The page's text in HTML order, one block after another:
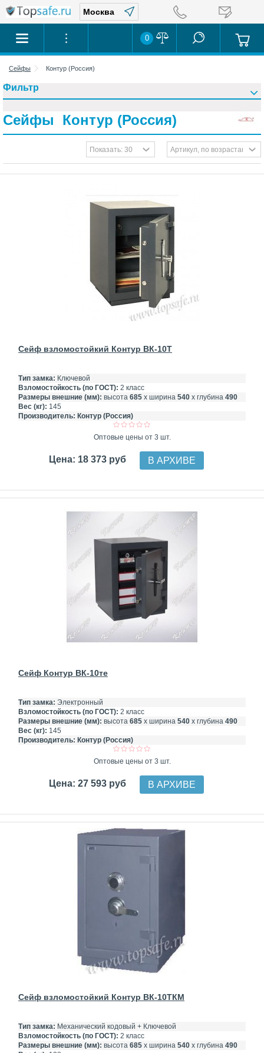
0
Сейфы Контур (Россия)
Сейфы Контур (Россия)
Сейф взломостойкий Контур ВК-10Т
Тип замка: Ключевой
Взломостойкость (по ГОСТ): 2 класс
Размеры внешние (мм): высота 685 х ширина 540 х глубина 490
Вес (кг): 145
Производитель: Контур (Россия)
Оптовые цены от 3 шт.
Цена: 18 373 руб В АРХИВЕ
Сейф Контур ВК-10те
Тип замка: Электронный
Взломостойкость (по ГОСТ): 2 класс
Размеры внешние (мм): высота 685 х ширина 540 х глубина 490
Вес (кг): 145
Производитель: Контур (Россия)
Оптовые цены от 3 шт.
Цена: 27 593 руб В АРХИВЕ
Сейф взломостойкий Контур ВК-10ТКМ
Тип замка: Механический кодовый + Ключевой
Взломостойкость (по ГОСТ): 2 класс
Размеры внешние (мм): высота 685 х ширина 540 х глубина 490
Фильтр